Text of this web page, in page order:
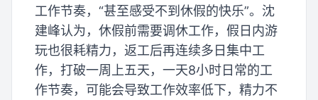
工作节奏，“甚至感受不到休假的快乐”。沈
建峰认为，休假前需要调休工作，假日内游
玩也很耗精力，返工后再连续多日集中工
作，打破一周上五天，一天8小时日常的工
作节奏，可能会导致工作效率低下，精力不